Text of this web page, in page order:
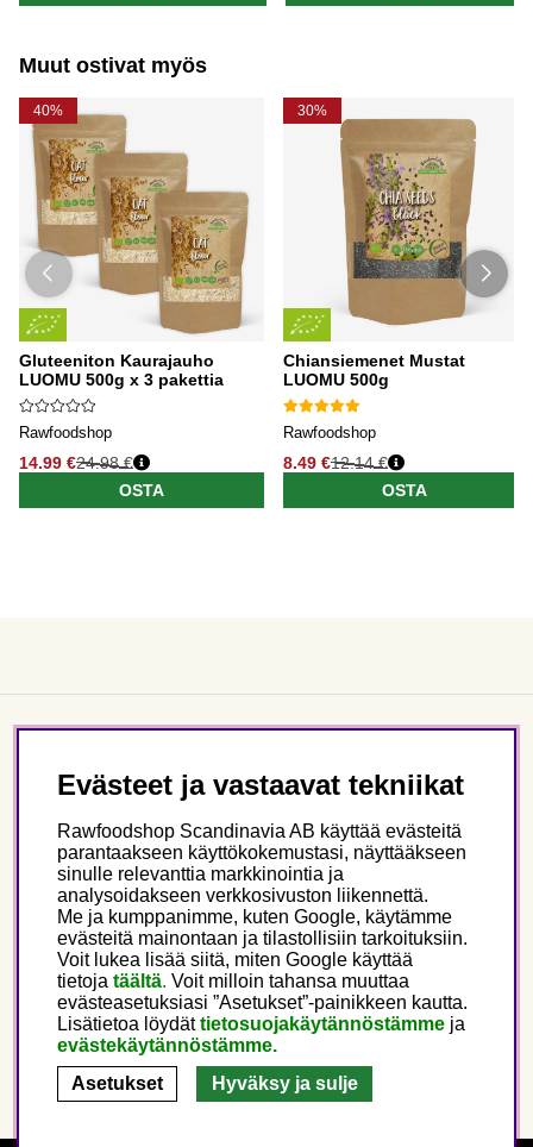
Muut ostivat myös
40%
Gluteeniton Kaurajauho
LUOMU 500g x 3 pakettia
Rawfoodshop
14.99 €24.98 €
OSTA
30%
Chiansiemenet Mustat
LUOMU 500g
Rawfoodshop
8.49 €12.14 €
OSTA
Seuraa meitä
Tämä on Rawfoodshop
Finland
Evästeet ja vastaavat tekniikat
Rawfoodshop Scandinavia AB käyttää evästeitä
parantaakseen käyttökokemustasi, näyttääkseen
sinulle relevanttia markkinointia ja
analysoidakseen verkkosivuston liikennettä.
Me ja kumppanimme, kuten Google, käytämme
evästeitä mainontaan ja tilastollisiin tarkoituksiin.
Voit lukea lisää siitä, miten Google käyttää
tietoja täältä. Voit milloin tahansa muuttaa
evästeasetuksiasi ”Asetukset”-painikkeen kautta.
Lisätietoa löydättietosuojakäytännöstämme ja
evästekäytännöstämme.
Asetukset
Hyväksy ja sulje